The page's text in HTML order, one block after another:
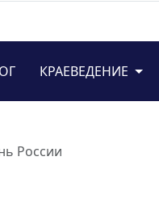
КРАЕВЕДЕНИЕ
России